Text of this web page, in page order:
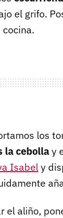
el grifo.
los
la cebollay
Isabely
el aliño,